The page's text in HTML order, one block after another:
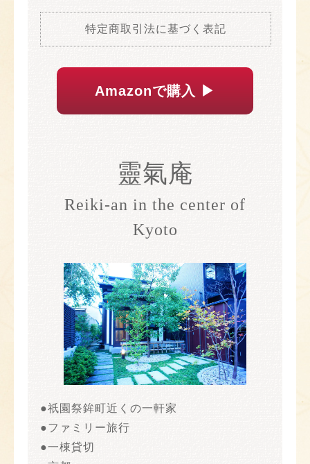
特定商取引法に基づく表記
Amazonで購入 ▶︎
靈氣庵
Reiki-an in the center of
Kyoto
●祇園祭鉾町近くの一軒家
●ファミリー旅行
●一棟貸切